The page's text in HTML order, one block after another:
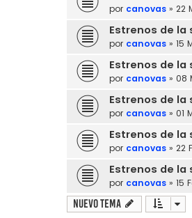
por canovas » 22
Estrenos de la
por canovas » 15
Estrenos de la
por canovas » 08
Estrenos de la
por canovas » 01
Estrenos de la
por canovas » 22
Estrenos de la
por canovas » 15
Nuevo Tema